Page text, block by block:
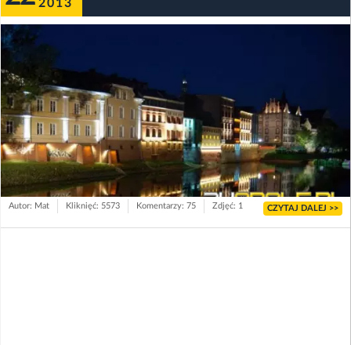
2013
Autor: Mat Kliknięć: 5573 Komentarzy: 75 Zdjęć: 1 CZYTAJ DALEJ >>